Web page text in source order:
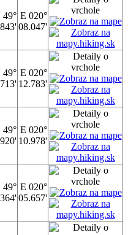
49° E 020°
08.047'
49° E 020°
12.783'
49° E 020°
10.978'
49° E 020°
05.657'